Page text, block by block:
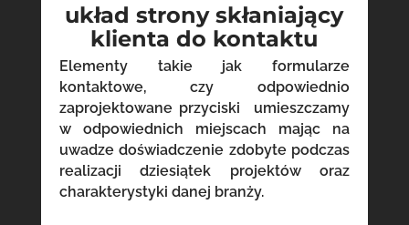
układ strony skłaniający
klienta do kontaktu
Elementy takie jak formularze
kontaktowe, czy odpowiednio
zaprojektowane przyciski umieszczamy
w odpowiednich miejscach mając na
uwadze doświadczenie zdobyte podczas
realizacji dziesiątek projektów oraz
charakterystyki danej branży.